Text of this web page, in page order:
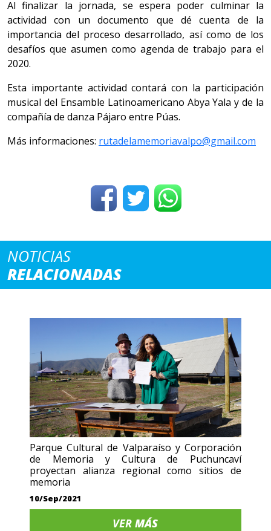
Al finalizar la jornada, se espera poder culminar la
actividad con un documento que dé cuenta de la
importancia del proceso desarrollado, así como de los
desafíos que asumen como agenda de trabajo para el
2020.
Esta importante actividad contará con la participación
musical del Ensamble Latinoamericano Abya Yala y de la
compañía de danza Pájaro entre Púas.
Más informaciones: rutadelamemoriavalpo@gmail.com
NOTICIAS
RELACIONADAS
Parque Cultural de Valparaíso y Corporación
de Memoria y Cultura de Puchuncaví
proyectan alianza regional como sitios de
memoria
10/Sep/2021
VERMÁS